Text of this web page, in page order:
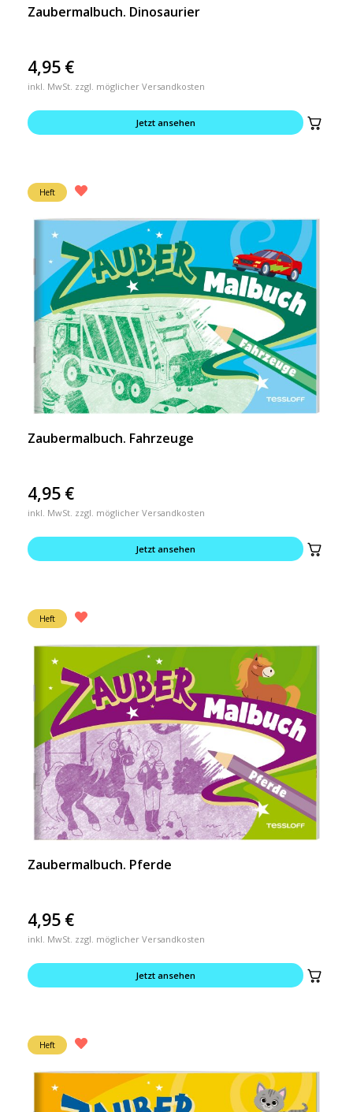
Zaubermalbuch. Dinosaurier
4,95 €
inkl. MwSt. zzgl. möglicher Versandkosten
Jetzt ansehen
Heft
Zaubermalbuch. Fahrzeuge
4,95 €
inkl. MwSt. zzgl. möglicher Versandkosten
Jetzt ansehen
Heft
Zaubermalbuch. Pferde
4,95 €
inkl. MwSt. zzgl. möglicher Versandkosten
Jetzt ansehen
Heft